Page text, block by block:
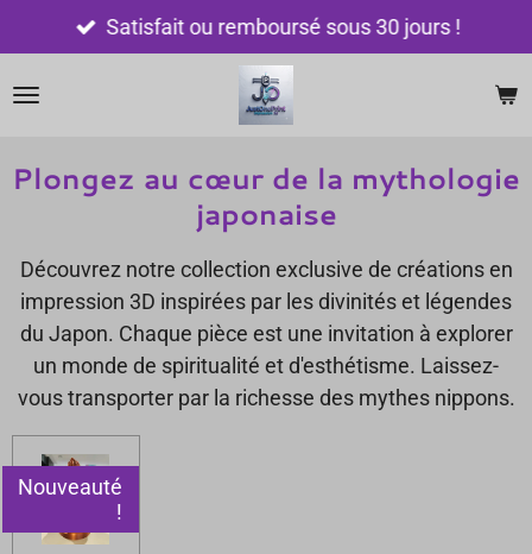
Passer
au
contenu
Satisfait ou remboursé sous 30 jours !
Plongez au cœur de la mythologie
japonaise
Découvrez notre collection exclusive de créations en
impression 3D inspirées par les divinités et légendes
du Japon. Chaque pièce est une invitation à explorer
un monde de spiritualité et d'esthétisme. Laissez-
vous transporter par la richesse des mythes nippons.
Nouveauté
!